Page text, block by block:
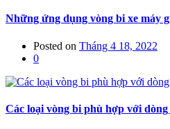
Những ứng dụng vòng bi xe máy
Posted on Tháng 4 18, 2022
0
Các loại vòng bi phù hợp với dòng